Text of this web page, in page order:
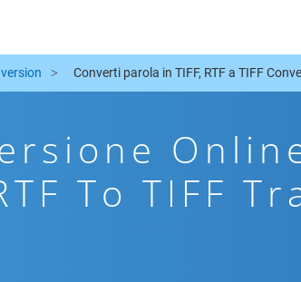
Converti parola in TIFF, RTF a TIFF
To TIFF